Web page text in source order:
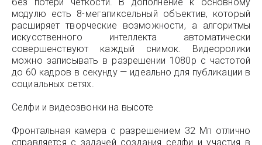
модулю есть 8-мегапиксельный объектив, который
расширяет творческие возможности, а алгоритмы
искусственного интеллекта автоматически
совершенствуют каждый снимок. Видеоролики
можно записывать в разрешении 1080p с частотой
до 60 кадров в секунду — идеально для публикации в
социальных сетях.
Селфи и видеозвонки на высоте
Фронтальная камера с разрешением 32 Мп отлично
справляется с задачей создания селфи и участия в